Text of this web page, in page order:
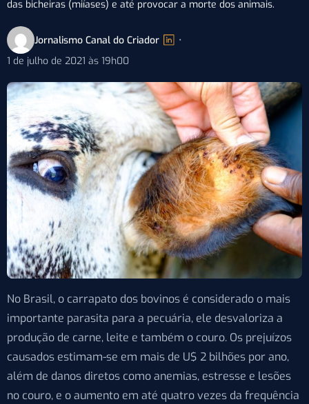
das bicheiras (miíases) e até provocar a morte dos animais.
Jornalismo Canal do Criador
•
1 de julho de 2021 às 19h00
No Brasil, o carrapato dos bovinos é considerado o mais
importante parasita para a pecuária, ele desvaloriza a
produção de carne, leite e também o couro. Os prejuízos
causados estimam-se em mais de U$ 2 bilhões por ano,
além de danos diretos como anemias, estresse e lesões
no couro, e o aumento em até quatro vezes da frequência